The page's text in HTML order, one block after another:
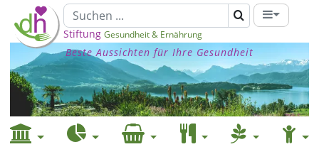
Stiftung Gesundheit & Ernährung
Beste Aussichten für Ihre Gesundheit